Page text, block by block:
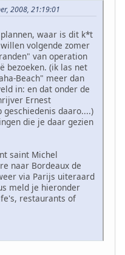
2008, 21:19:01
waar is dit k*t
volgende zomer
van operation
bezoeken. (ik las net
Beach" meer dan
in: en dat onder de
Ernest
geschiedenis daaro....)
die je daar gezien
saint Michel
naar Bordeaux de
via Parijs uiteraard
meld je hieronder
restaurants of